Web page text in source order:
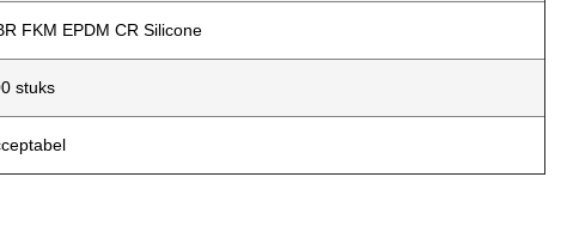
FKM EPDM CR Silicone
stuks